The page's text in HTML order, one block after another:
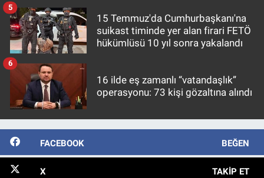
15 Temmuz'da Cumhurbaşkanı'na
suikast timinde yer alan firari FETÖ
hükümlüsü 10 yıl sonra yakalandı
5
16 ilde eş zamanlı “vatandaşlık”
operasyonu: 73 kişi gözaltına alındı
6
FACEBOOK BEĞEN
X TAKIP ET